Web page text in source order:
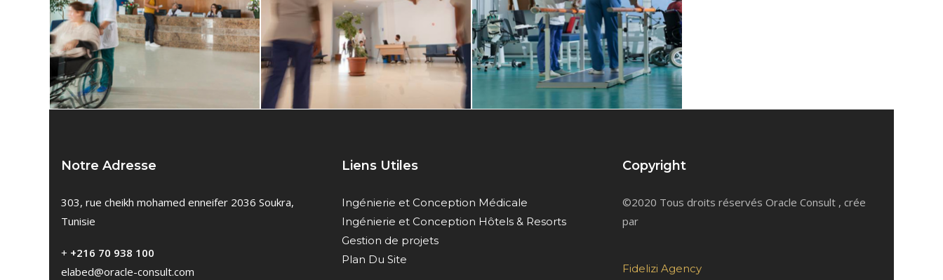
Notre Adresse
303, rue cheikh mohamed enneifer 2036 Soukra,
Tunisie
+ +216 70 938 100
elabed@oracle-consult.com
Liens Utiles
Ingénierie et Conception Médicale
Ingénierie et Conception Hôtels & Resorts
Gestion de projets
Plan Du Site
Copyright
©2020 Tous droits réservés Oracle Consult , crée
par
Fidelizi Agency